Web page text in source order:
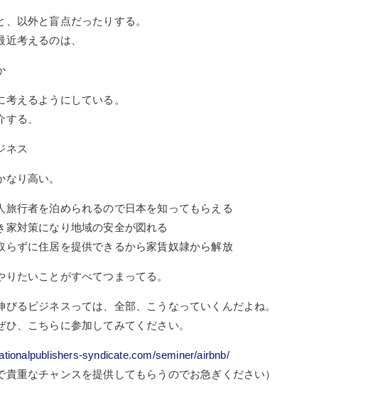
、以外と盲点だったりする。
考えるのは、
考えるようにしている。
る、
ネス
り高い。
旅行者を泊められるので日本を知ってもらえる
家対策になり地域の安全が図れる
らずに住居を提供できるから家賃奴隷から解放
たいことがすべてつまってる。
びるビジネスっては、全部、こうなっていくんだよね。
ひ、こちらに参加してみてください。
syndicate.com/seminer/airbnb/
貴重なチャンスを提供してもらうのでお急ぎください）